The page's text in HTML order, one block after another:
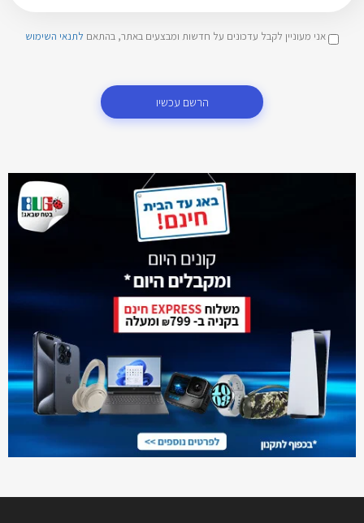
אני מעוניין לקבל עדכונים על חדשות ומבצעים באתר, בהתאם לתנאי השימוש
הרשם עכשיו